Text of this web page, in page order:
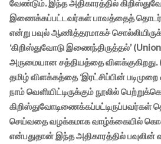
வேண்டும். இந்த அதிகாரத்தில்
இணைக்கப்பட்டவர்கள் பாவத்தைத்
என்று பவுல் ஆணித்தரமாகச்
‘கிறிஸ்துவோடு இணைந்திருத்தல்’
அருமையான சத்தியத்தை
தமிழ் விளக்கத்தை ‘இரட்சிப்பின்
நாம் வெளியிட்டிருக்கும் நூலில்
கிறிஸ்துவோடிணைக்கப்பட்டிருப்பவர்கள்
செய்வதை வழக்கமாக வாழ்க்கையில்
என்பதுதான் இந்த அதிகாரத்தில் பவுலின்